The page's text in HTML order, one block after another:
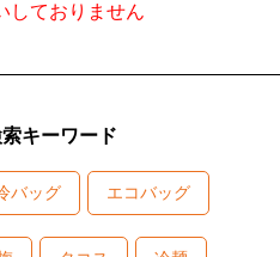
しておりません
キーワード
バッグ エコバッグ